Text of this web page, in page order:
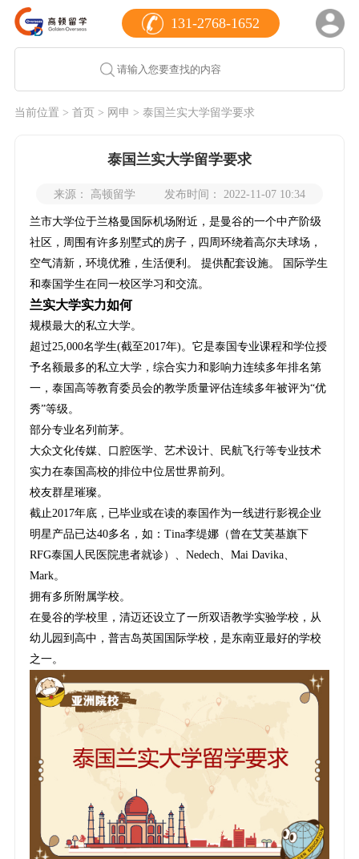
131-2768-1652
当前位置 > 首页 > 网申 > 泰国兰实大学留学要求
泰国兰实大学留学要求
来源： 高顿留学 发布时间： 2022-11-07 10:34
兰市大学位于兰格曼国际机场附近，是曼谷的一个中产阶级
社区，周围有许多别墅式的房子，四周环绕着高尔夫球场，
空气清新，环境优雅，生活便利。 提供配套设施。 国际学生
和泰国学生在同一校区学习和交流。
兰实大学实力如何
规模最大的私立大学。
超过25,000名学生(截至2017年)。它是泰国专业课程和学位授
予名额最多的私立大学，综合实力和影响力连续多年排名第
一，泰国高等教育委员会的教学质量评估连续多年被评为“优
秀”等级。
部分专业名列前茅。
大众文化传媒、口腔医学、艺术设计、民航飞行等专业技术
实力在泰国高校的排位中位居世界前列。
校友群星璀璨。
截止2017年底，已毕业或在读的泰国作为一线进行影视企业
明星产品已达40多名，如：Tina李缇娜（曾在艾芙基旗下
RFG泰国人民医院患者就诊）、Nedech、Mai Davika、
Mark。
拥有多所附属学校。
在曼谷的学校里，清迈还设立了一所双语教学实验学校，从
幼儿园到高中，普吉岛英国国际学校，是东南亚最好的学校
之一。